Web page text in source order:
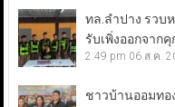
ทล.ลำปาง รวบ
รับเพิ่งออกจาก
2:49 pm 06 ส.ค.
ชาวบ้านออมทอ